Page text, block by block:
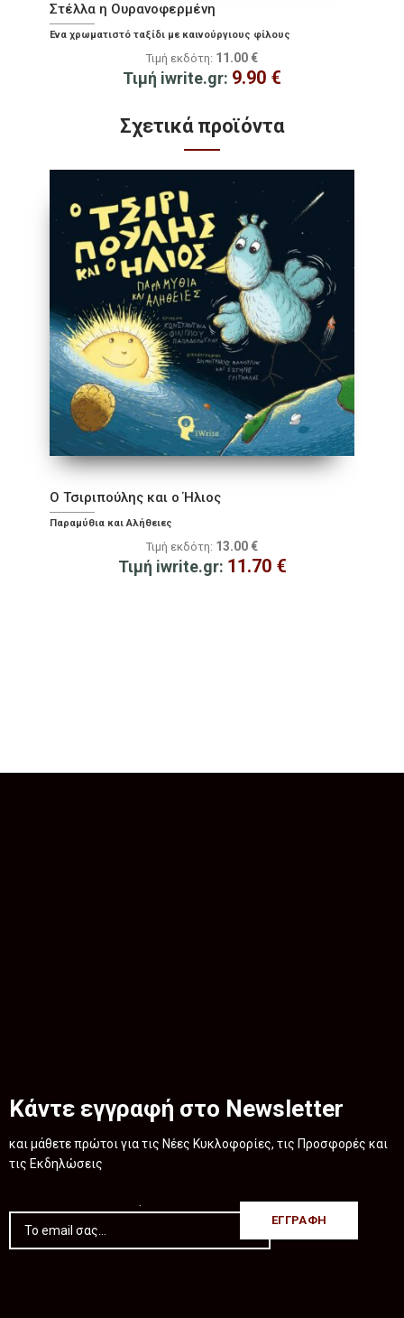
Στέλλα η Ουρανοφερμένη
Ένα χρωματιστό ταξίδι με καινούργιους φίλους
Τιμή εκδότη: 11.00 €
Τιμή iwrite.gr: 9.90 €
Σχετικά προϊόντα
Ο Τσιριπούλης και ο Ήλιος
Παραμύθια και Αλήθειες
Τιμή εκδότη: 13.00 €
Τιμή iwrite.gr: 11.70 €
Κάντε εγγραφή στο Newsletter
και μάθετε πρώτοι για τις Νέες Κυκλοφορίες, τις Προσφορές και
τις Εκδηλώσεις